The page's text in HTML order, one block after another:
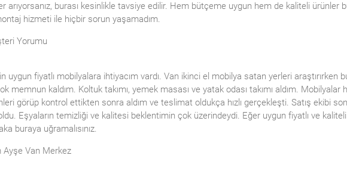
arıyorsanız, burası kesinlikle tavsiye edilir. Hem bütçeme uygun hem de kaliteli ürünler
hizmeti ile hiçbir sorun yaşamadım.
Yorumu
uygun fiyatlı mobilyalara ihtiyacım vardı. Van ikinci el mobilya satan yerleri araştırırken
memnun kaldım. Koltuk takımı, yemek masası ve yatak odası takımı aldım. Mobilyalar
görüp kontrol ettikten sonra aldım ve teslimat oldukça hızlı gerçekleşti. Satış ekibi
Eşyaların temizliği ve kalitesi beklentimin çok üzerindeydi. Eğer uygun fiyatlı ve kaliteli
buraya uğramalısınız.
Ayşe Van Merkez